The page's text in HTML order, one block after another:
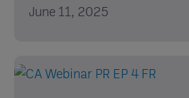
June 11, 2025